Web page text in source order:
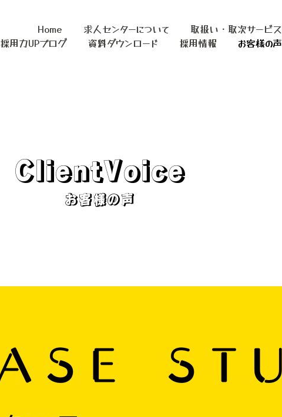
Home 求人センターについて
取扱い・取次サービス
採用力UPブログ
資料ダウンロード 採用情報 お客様の声
ClientVoice
お客様の声